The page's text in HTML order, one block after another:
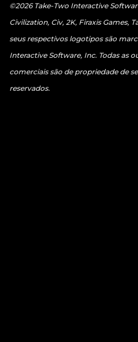
©2026 Take-Two Interactive
Civilization, Civ, 2K, Firaxis Games,
seus respectivos logotipos são
Interactive Software, Inc. Todas as
comerciais são de propriedade de
reservados.